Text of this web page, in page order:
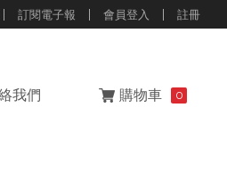
訂閱電子報 會員登入 註冊
我們 購物車 0